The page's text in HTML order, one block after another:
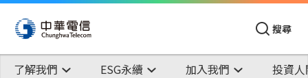
搜尋
了解我們 ESG永續 加入我們 投資